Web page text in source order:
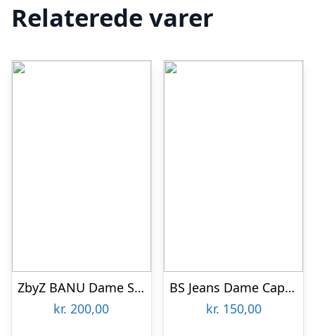
Relaterede varer
ZbyZ BANU Dame Sweatpants Plus Size – Navy – 58
kr. 200,00
BS Jeans Dame Capri Plus Size – Coral – 42
kr. 150,00